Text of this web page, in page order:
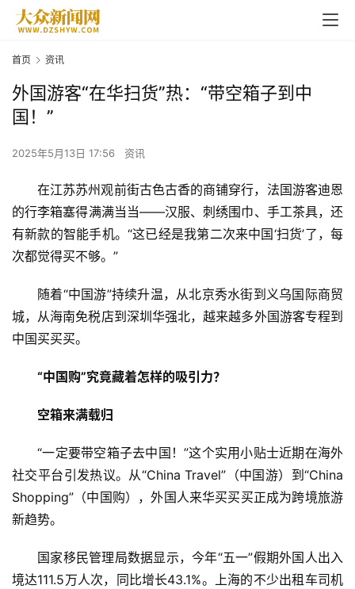
首页 资讯
外国游客“在华扫货”热：“带空箱子到中
国！”
2025年5月13日 17:56 资讯
在江苏苏州观前街古色古香的商铺穿行，法国游客迪恩
的行李箱塞得满满当当——汉服、刺绣围巾、手工茶具，还
有新款的智能手机。“这已经是我第二次来中国‘扫货’了，每
次都觉得买不够。”
随着“中国游”持续升温，从北京秀水街到义乌国际商贸
城，从海南免税店到深圳华强北，越来越多外国游客专程到
中国买买买。
“中国购”究竟藏着怎样的吸引力？
空箱来满载归
“一定要带空箱子去中国！”这个实用小贴士近期在海外
社交平台引发热议。从“China Travel”（中国游）到“China
Shopping”（中国购），外国人来华买买买正成为跨境旅游
新趋势。
国家移民管理局数据显示，今年“五一”假期外国人出入
境达111.5万人次，同比增长43.1%。上海的不少出租车司机